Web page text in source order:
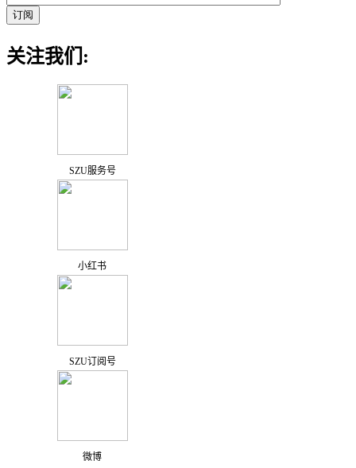
关注我们:
SZU服务号
小红书
SZU订阅号
微博